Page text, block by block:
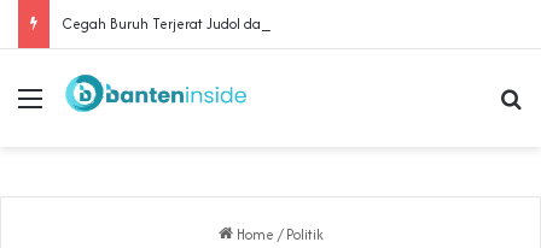
Menu
Home / Politik